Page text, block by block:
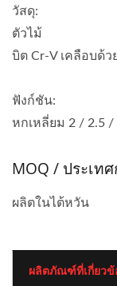
วัสดุ:
ตัวไม้
บิต Cr-V เคลือบด้ว
ฟังก์ชัน:
หกเหลี่ยม 2 / 2.5
MOQ / ประเท
ผลิตในไต้หวัน
ผลิตภัณฑ์ที่เกี่ยวข้